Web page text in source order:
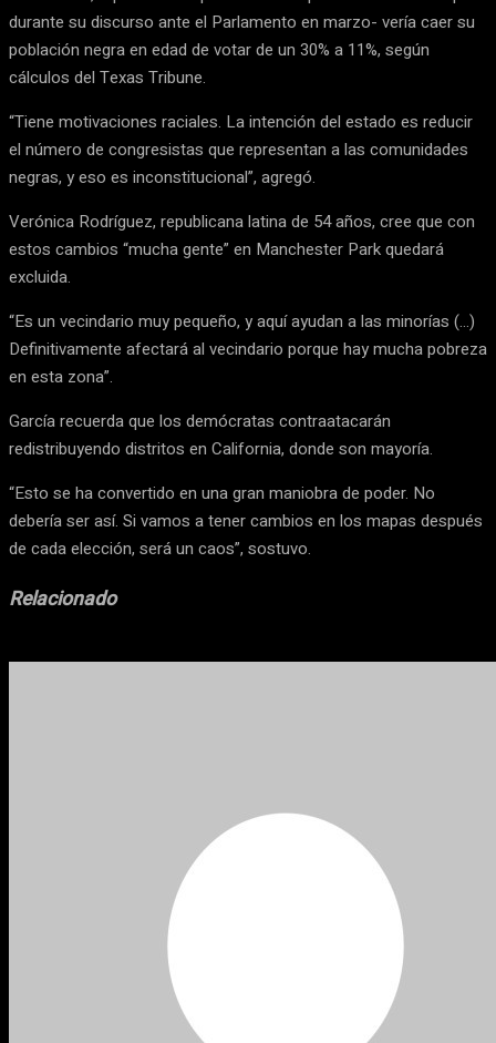
durante su discurso ante el Parlamento en marzo- vería caer su
población negra en edad de votar de un 30% a 11%, según
cálculos del Texas Tribune.
“Tiene motivaciones raciales. La intención del estado es reducir
el número de congresistas que representan a las comunidades
negras, y eso es inconstitucional”, agregó.
Verónica Rodríguez, republicana latina de 54 años, cree que con
estos cambios “mucha gente” en Manchester Park quedará
excluida.
“Es un vecindario muy pequeño, y aquí ayudan a las minorías (…)
Definitivamente afectará al vecindario porque hay mucha pobreza
en esta zona”.
García recuerda que los demócratas contraatacarán
redistribuyendo distritos en California, donde son mayoría.
“Esto se ha convertido en una gran maniobra de poder. No
debería ser así. Si vamos a tener cambios en los mapas después
de cada elección, será un caos”, sostuvo.
Relacionado